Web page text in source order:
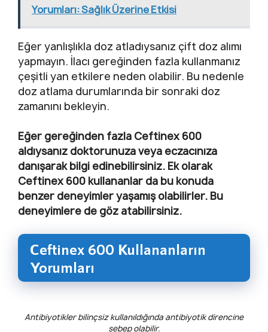
Yorumları: Sağlık Üzerine Etkisi
Eğer yanlışlıkla doz atladıysanız çift doz alımı
yapmayın. İlacı gereğinden fazla kullanmanız
çeşitli yan etkilere neden olabilir. Bu nedenle
doz atlama durumlarında bir sonraki doz
zamanını bekleyin.
Eğer gereğinden fazla Ceftinex 600
aldıysanız doktorunuza veya eczacınıza
danışarak bilgi edinebilirsiniz. Ek olarak
Ceftinex 600 kullananlar da bu konuda
benzer deneyimler yaşamış olabilirler. Bu
deneyimlere de göz atabilirsiniz.
Ceftinex 600 Kullananların
Yorumları
Antibiyotikler bilinçsiz kullanıldığında antibiyotik direncine
sebep olabilir.